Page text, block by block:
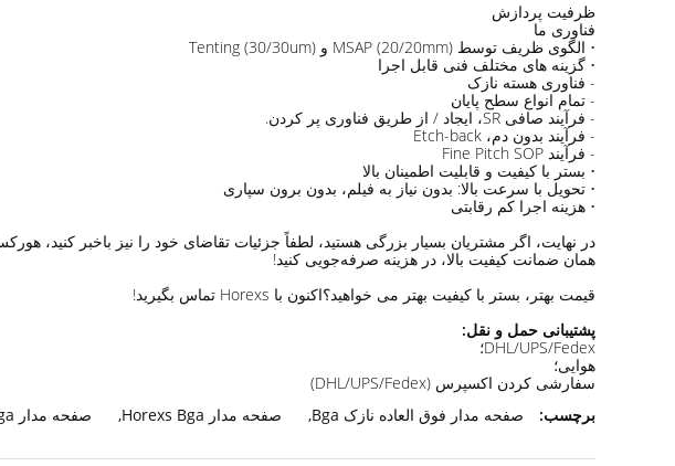
ظرفیت پردازش
فناوری ما
• الگوی ظریف توسط MSAP (20/20mm) و Tenting (30/30um)
• گزینه های مختلف فنی قابل اجرا
- فناوری هسته نازک
- تمام انواع سطح پایان
- فرآیند صافی SR، ایجاد / از طریق فناوری پر کردن.
- فرآیند بدون دم، Etch-back
- فرآيند Fine Pitch SOP
• بستر با کیفیت و قابلیت اطمینان بالا
• تحویل با سرعت بالا: بدون نیاز به فیلم، بدون برون سپاری
• هزینه اجرا کم رقابتی
همان ضمانت کیفیت بالا، در هزینه صرفه‌جویی کنید!
قیمت بهتر، بستر با کیفیت بهتر می خواهید؟اکنون با Horexs تماس بگیرید!
پشتیبانی حمل و نقل:
DHL/UPS/Fedex؛
هوایی؛
سفارشی کردن اکسپرس (DHL/UPS/Fedex)
برچسب:
صفحه مدار فوق العاده نازک Bga , صفحه مدار Horexs Bga , صفحه مدار Bga با اتصال سیم